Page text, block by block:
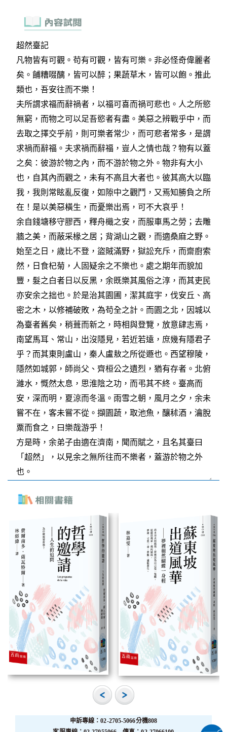
申訴專線：02-2705-5066分機808